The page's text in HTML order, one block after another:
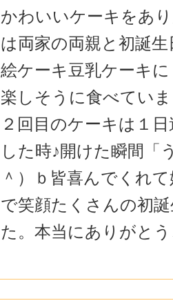
かわいいケーキをあ
は両家の両親と初誕
絵ケーキ豆乳ケーキ
楽しそうに食べてい
２回目のケーキは１
した時♪開けた瞬間「
＾）ｂ皆喜んでくれ
で笑顔たくさんの初
た。本当にありがと